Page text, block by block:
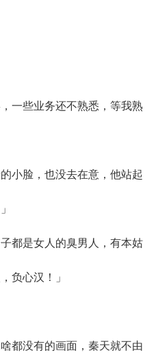
些业务还不熟悉，等我熟
脸，也没去在意，他站起
是女人的臭男人，有本姑
负心汉！」
没有的画面，秦天就不由